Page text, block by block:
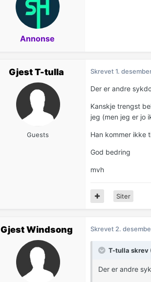
Annonse
Gjest T-tulla
Guests
Skrevet1.
Der er andre
Kanskje trengst
jeg (men jeg er jo
Han kommer ikke
God bedring
mvh
Siter
Gjest Windsong Skrevet 2.
T-tulla skrev
Der er andre